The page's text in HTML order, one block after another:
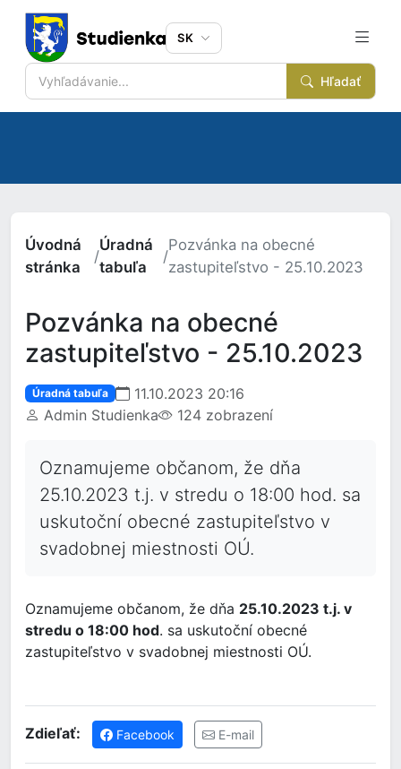
Hľadať
SK
Úvodná
stránka
/
Úradná
tabuľa
/
Pozvánka na obecné
zastupiteľstvo - 25.10.2023
Pozvánka na obecné
zastupiteľstvo - 25.10.2023
Úradná tabuľa
11.10.2023 20:16
Admin Studienka
124 zobrazení
Oznamujeme občanom, že dňa
25.10.2023 t.j. v stredu o 18:00 hod. sa
uskutoční obecné zastupiteľstvo v
svadobnej miestnosti OÚ.
Oznamujeme občanom, že dňa 25.10.2023 t.j. v
stredu o 18:00 hod. sa uskutoční obecné
zastupiteľstvo v svadobnej miestnosti OÚ.
Zdieľať: Facebook E-mail